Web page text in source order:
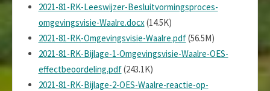
2021-81-RK-Leeswijzer-Besluitvormingsproces-
omgevingsvisie-Waalre.docx (14.5K)
2021-81-RK-Omgevingsvisie-Waalre.pdf(56.5M)
2021-81-RK-Bijlage-1-Omgevingsvisie-Waalre-OES-
effectbeoordeling.pdf(243.1K)
2021-81-RK-Bijlage-2-OES-Waalre-reactie-op-